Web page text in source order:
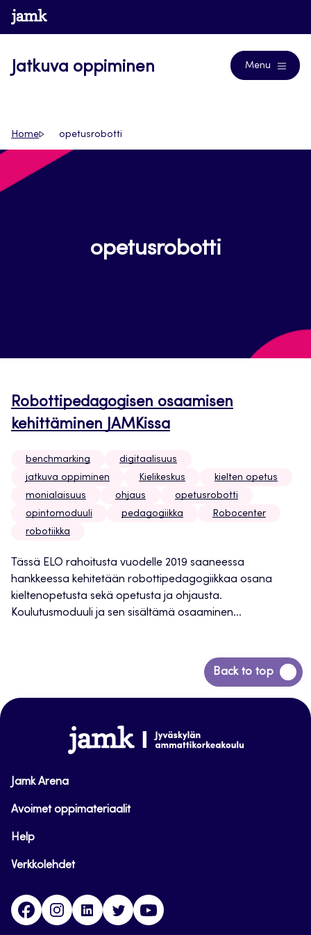
Siirry
suoraan
www.jamk.fi
Jatkuva oppiminen Menu
Home opetusrobotti
opetusrobotti
Robottipedagogisen osaamisen
kehittäminen JAMKissa
benchmarking
digitaalisuus
jatkuva oppiminen
Kielikeskus
kielten opetus
monialaisuus
ohjaus
opetusrobotti
opintomoduuli
pedagogiikka
Robocenter
robotiikka
Tässä ELO rahoitusta vuodelle 2019 saaneessa
hankkeessa kehitetään robottipedagogiikkaa osana
kieltenopetusta sekä opetusta ja ohjausta.
Koulutusmoduuli ja sen sisältämä osaaminen...
Back to top
Siirry
takaisin
www.jamk.fi
Jamk Arena
Avoimet oppimateriaalit
Help
Verkkolehdet
FacebookInstagramLinkedinTwitter